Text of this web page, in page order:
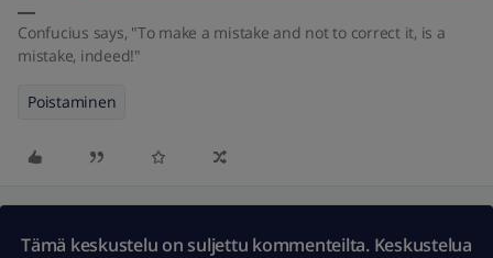
Confucius says, "To make a mistake and not to correct it, is a
mistake, indeed!"
Poistaminen
Tämä keskustelu on suljettu kommenteilta. Keskustelua